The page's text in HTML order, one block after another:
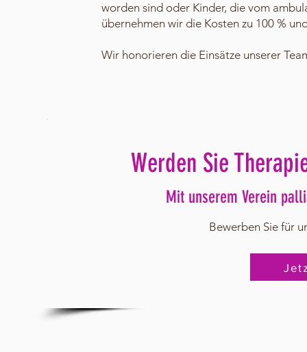
worden sind oder Kinder, die vom
übernehmen wir die Kosten zu 100 %
Wir honorieren die Einsätze unserer
Werden Sie
Mit unserem Verein
Bewerben Sie für